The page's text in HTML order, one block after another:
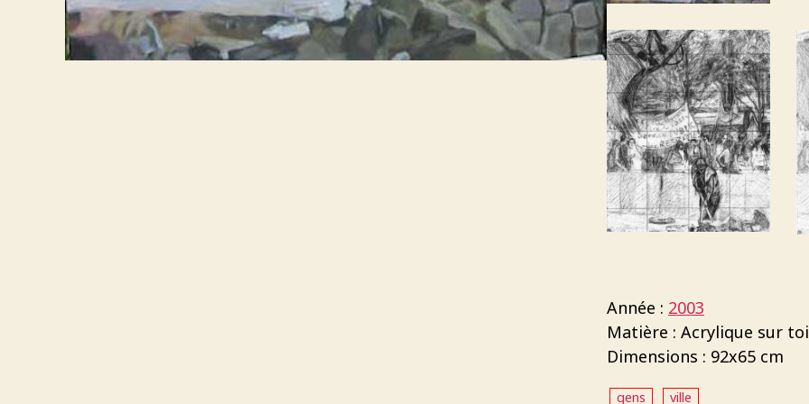
Année : 2003
Matière : Acrylique sur
Dimensions : 92x65 cm
gens ville